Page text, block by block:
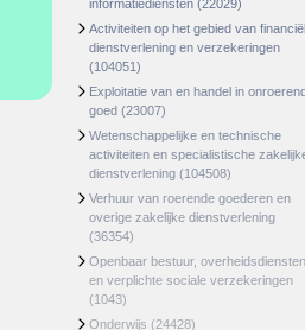
informatiediensten (22029)
Activiteiten op het gebied van
dienstverlening en verzekeringen
(104051)
Exploitatie van en handel in
goed (23007)
Wetenschappelijke en technische
activiteiten en specialistische
dienstverlening (104508)
Verhuur van roerende goederen en
overige zakelijke dienstverlening
(36354)
Openbaar bestuur, overheidsdiensten
en verplichte sociale verzekeringen
(1043)
Onderwijs (24428)